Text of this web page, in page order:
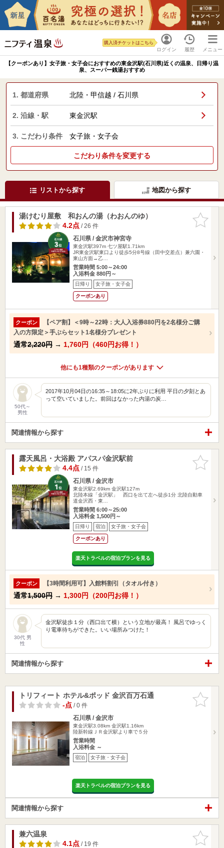
ログイン
購入済チケットはこちら
履歴 メニュー
【クーポンあり】女子旅・女子会におすすめの東金沢駅(石川県)近くの温泉、日帰り温
泉、スーパー銭湯おすすめ
1. 都道府県 北陸・甲信越 / 石川県
2. 沿線・駅 東金沢駅
3. こだわり条件 女子旅・女子会
こだわり条件を変更する
リストから探す 地図から探す
お気に入
りに追加
湯けむり屋敷 和おんの湯（わおんのゆ）
4.2点/ 26 件
石川県 / 金沢市神宮寺
東金沢駅397m 七ツ屋駅1.71km
JR東金沢駅東口より徒歩5分8号線（田中交差点）兼六園・
東山方面→乙…
営業時間 5:00～24:00
入浴料金 880円～
日帰り 女子旅・女子会
クーポンあり
クーポン
【ペア割】＜9時～22時：大人入浴券880円を2名様分ご購
入の方限定＞手ぶらセット1名様分プレゼント
通常2,220円 → 1,760円（460円お得！）
他にも1種類のクーポンがあります
50代～
男性
2017年10月04日の16:35～18:05に2年ぶりに利用 平日の夕刻とあ
って空いていました。前回はなかった内湯の炭…
関連情報から探す
お気に入
りに追加
露天風呂・大浴殿 アパスパ金沢駅前
4.4点/ 15 件
石川県 / 金沢市
東金沢駅2.69km 金沢駅127m
北陸本線「金沢駅」 西口を出て左へ徒歩1分 北陸自動車
道金沢西・東…
営業時間 6:00～25:00
入浴料金 1,500円～
日帰り 宿泊 女子旅・女子会
クーポンあり
楽天トラベルの宿泊プランを見る
クーポン 【3時間利用可】入館料割引（タオル付き）
通常1,500円 → 1,300円（200円お得！）
30代 男
性
金沢駅徒歩１分（西口出て横）という立地が最高！ 風呂でゆっく
り電車待ちができた。いい場所みつけた！
関連情報から探す
お気に入
りに追加
トリフィート ホテル&ポッド 金沢百万石通
-点/ 0 件
石川県 / 金沢市
東金沢駅3.08km 金沢駅1.16km
陸新幹線ＪＲ金沢駅より車で５分
営業時間
入浴料金 ～
宿泊 女子旅・女子会
楽天トラベルの宿泊プランを見る
関連情報から探す
お気に入
りに追加
兼六温泉
4.1点/ 19 件